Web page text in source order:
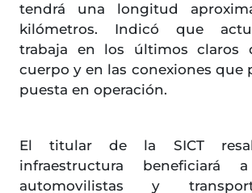
tendrá una longitud
kilómetros. Indicó que
trabaja en los últimos claros
cuerpo y en las conexiones que
puesta en operación.
El titular de la SICT
infraestructura
automovilistas y